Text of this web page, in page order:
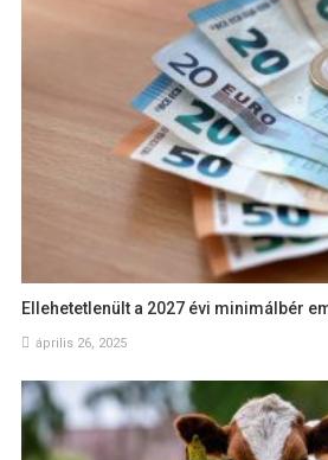
Ellehetetlenült a 2027 évi minimálbér
április 26, 2025